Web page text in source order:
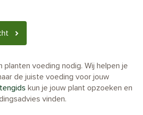
planten voeding nodig. Wij helpen je
de juiste voeding voor jouw
kun je jouw plant opzoeken en
vinden.